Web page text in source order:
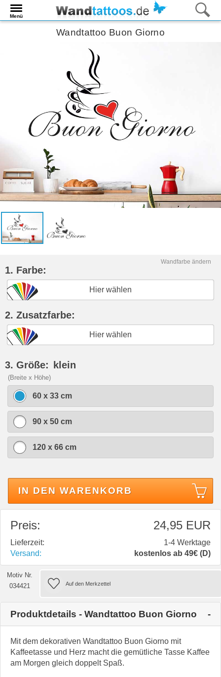
Menü
Wandtattoo Buon Giorno
Wandfarbe ändern
1. Farbe:
Hier wählen
2. Zusatzfarbe:
Hier wählen
3. Größe: klein
(Breite x Höhe)
60 x 33 cm
90 x 50 cm
120 x 66 cm
IN DEN WARENKORB
Preis: 24,95 EUR
Lieferzeit:
1-4 Werktage
Versand:
kostenlos ab 49€ (D)
Motiv Nr.
034421
Produktdetails - Wandtattoo Buon Giorno
Mit dem dekorativen Wandtattoo Buon Giorno mit
Kaffeetasse und Herz macht die gemütliche Tasse Kaffee
am Morgen gleich doppelt Spaß.